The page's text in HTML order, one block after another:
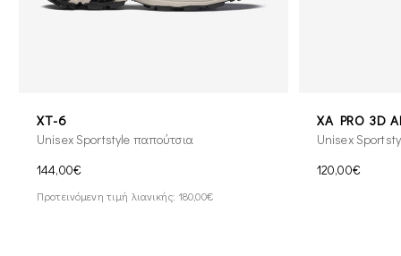
XT-6
Unisex Sportstyle παπούτσια
144,00€
Προτεινόμενη τιμή λιανικής: 180,00€
XA PRO 3D
Unisex
120,00€